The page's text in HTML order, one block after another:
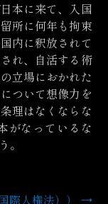
本に来て、入国
所に何年も拘束
内に釈放されて
れ、自活する術
立場におかれた
ついて想像力を
理はなくならな
がなっているな
。
際人権法）） →